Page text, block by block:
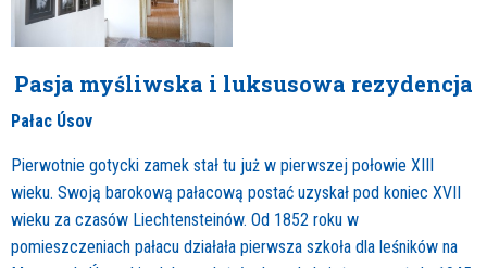
Pasja myśliwska i luksusowa rezydencja
Pałac Úsov
Pierwotnie gotycki zamek stał tu już w pierwszej połowie XIII
wieku. Swoją barokową pałacową postać uzyskał pod koniec XVII
wieku za czasów Liechtensteinów. Od 1852 roku w
pomieszczeniach pałacu działała pierwsza szkoła dla leśników na